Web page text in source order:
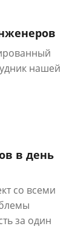
нашей
в день
со всеми
за один